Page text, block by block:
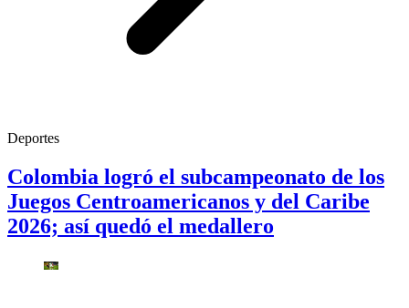
Deportes
Colombia logró el subcampeonato de los
Juegos Centroamericanos y del Caribe
2026; así quedó el medallero